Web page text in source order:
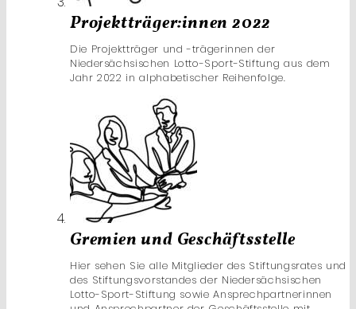
Projektträger:innen 2022
Die Projektträger und -trägerinnen der
Niedersächsischen Lotto-Sport-Stiftung aus dem
Jahr 2022 in alphabetischer Reihenfolge.
Gremien und Geschäftsstelle
Hier sehen Sie alle Mitglieder des Stiftungsrates und
des Stiftungsvorstandes der Niedersächsischen
Lotto-Sport-Stiftung sowie Ansprechpartnerinnen